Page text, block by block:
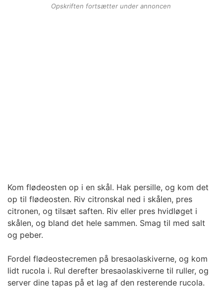
Opskriften fortsætter under annoncen
Kom flødeosten op i en skål. Hak persille, og kom det
op til flødeosten. Riv citronskal ned i skålen, pres
citronen, og tilsæt saften. Riv eller pres hvidløget i
skålen, og bland det hele sammen. Smag til med salt
og peber.
Fordel flødeostecremen på bresaolaskiverne, og kom
lidt rucola i. Rul derefter bresaolaskiverne til ruller, og
server dine tapas på et lag af den resterende rucola.